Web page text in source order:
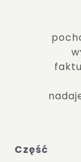
Część